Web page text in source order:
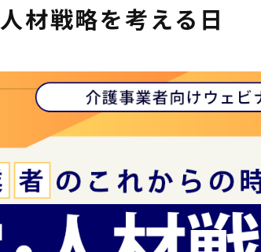
材戦略を考える日